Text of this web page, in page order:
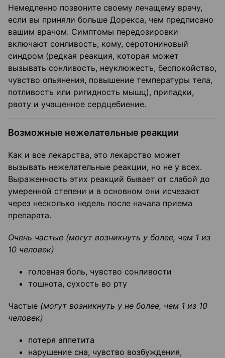
Немедленно позвоните своему лечащему врачу,
если вы приняли больше Дорекса, чем предписано
вашим врачом. Симптомы передозировки
включают сонливость, кому, серотониновый
синдром (редкая реакция, которая может
вызывать сонливость, неуклюжесть, беспокойство,
чувство опьянения, повышение температуры тела,
потливость или ригидность мышц), припадки,
рвоту и учащенное сердцебиение.
Возможные нежелательные реакции
Как и все лекарства, это лекарство может
вызывать нежелательные реакции, но не у всех.
Выраженность этих реакций бывает от слабой до
умеренной степени и в основном они исчезают
через несколько недель после начала приема
препарата.
Очень частые (могут возникнуть у более, чем 1 из
10 человек)
головная боль, чувство сонливости
тошнота, сухость во рту
Частые (могут возникнуть у не более, чем 1 из 10
человек)
потеря аппетита
нарушение сна, чувство возбуждения,